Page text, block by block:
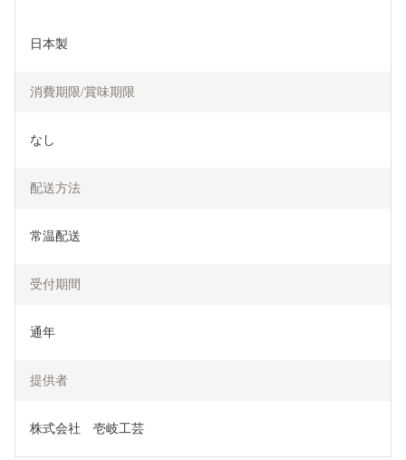
日本製
消費期限/賞味期限
なし
配送方法
常温配送
受付期間
通年
提供者
株式会社　壱岐工芸